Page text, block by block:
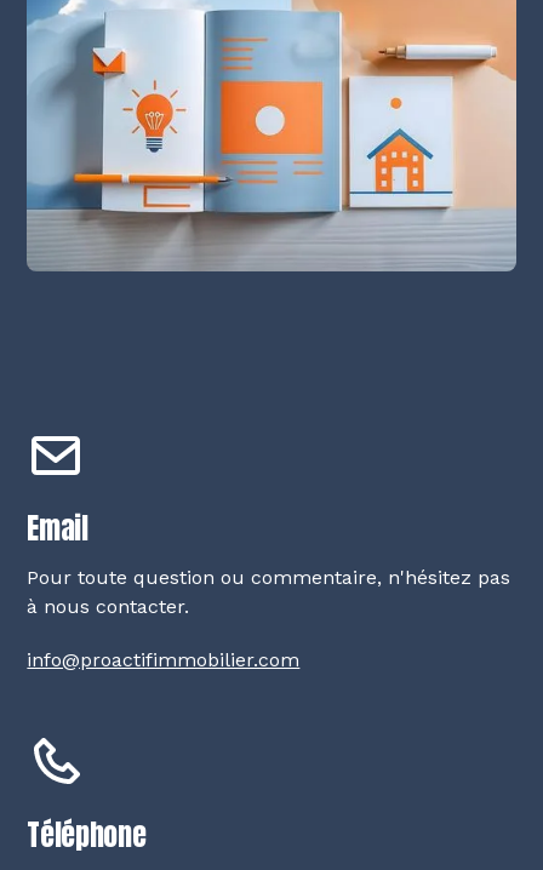
Email
Pour toute question ou commentaire, n'hésitez pas
à nous contacter.
info@proactifimmobilier.com
Téléphone